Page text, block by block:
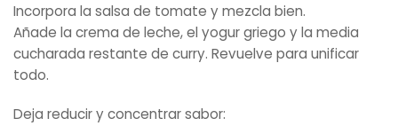
Incorpora la salsa de tomate y mezcla bien.
Añade la crema de leche, el yogur griego y la media
cucharada restante de curry. Revuelve para unificar
todo.
Deja reducir y concentrar sabor: